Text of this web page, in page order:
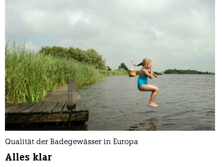
Qualität der Badegewässer in Europa
Alles klar